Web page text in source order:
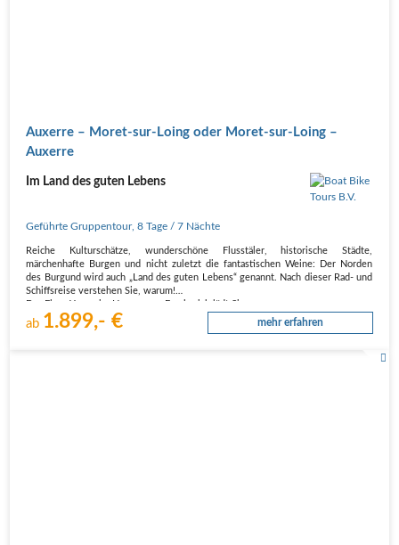
Auxerre – Moret-sur-Loing oder Moret-sur-Loing –
Auxerre
Im Land des guten Lebens
Geführte Gruppentour,8 Tage / 7 Nächte
Reiche Kulturschätze, wunderschöne Flusstäler, historische Städte,
märchenhafte Burgen und nicht zuletzt die fantastischen Weine: Der Norden
des Burgund wird auch „Land des guten Lebens“ genannt. Nach dieser Rad- und
Schiffsreise verstehen Sie, warum!
ab 1.899,- € mehr erfahren